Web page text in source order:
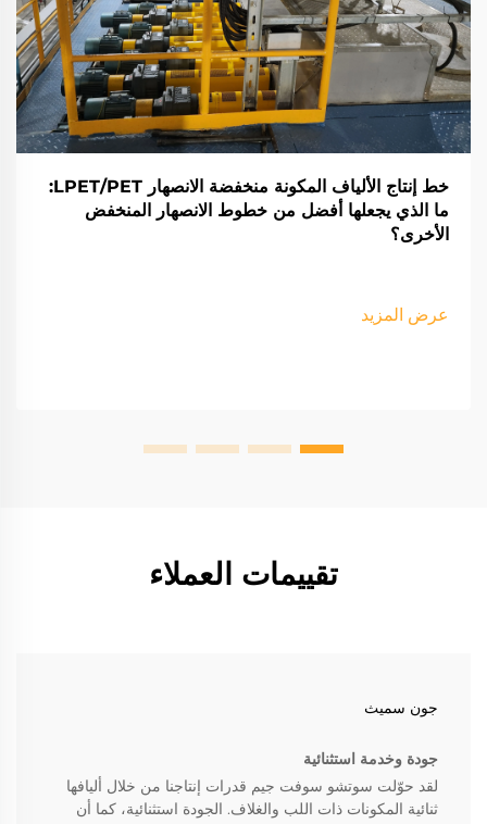
خط إنتاج الألياف المكونة منخفضة الانصهار LPET/PET:
ما الذي يجعلها أفضل من خطوط الانصهار المنخفض
الأخرى؟
عرض المزيد
تقييمات العملاء
جون سميث
جودة وخدمة استثنائية
لقد حوّلت سوتشو سوفت جيم قدرات إنتاجنا من خلال أليافها
ثنائية المكونات ذات اللب والغلاف. الجودة استثنائية، كما أن